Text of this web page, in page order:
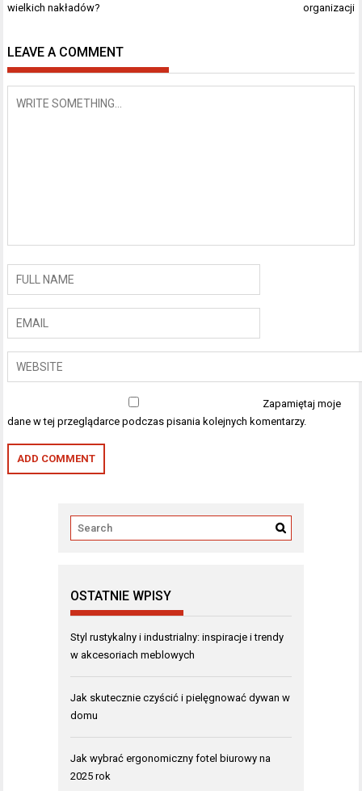
wielkich nakładów?
organizacji
LEAVE A COMMENT
Zapamiętaj moje
dane w tej przeglądarce podczas pisania kolejnych komentarzy.
OSTATNIE WPISY
Styl rustykalny i industrialny: inspiracje i trendy
w akcesoriach meblowych
Jak skutecznie czyścić i pielęgnować dywan w
domu
Jak wybrać ergonomiczny fotel biurowy na
2025 rok